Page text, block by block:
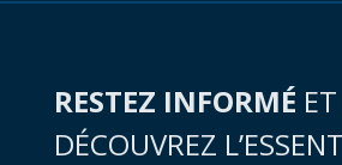
RESTEZ INFORMÉ ET
DÉCOUVREZ